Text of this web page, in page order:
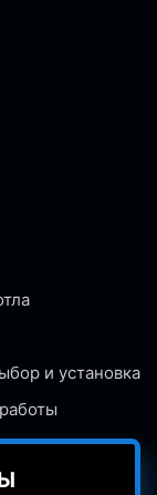
и установка